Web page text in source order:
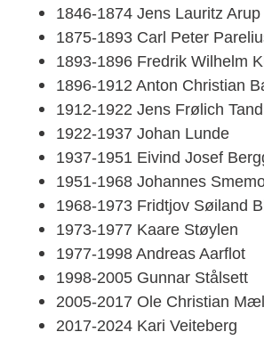
1846-1874 Jens Lauritz Arup
1875-1893 Carl Peter
1893-1896 Fredrik Wilhelm
1896-1912 Anton Christian
1912-1922 Jens Frølich
1922-1937 Johan Lunde
1937-1951 Eivind Josef
1951-1968 Johannes
1968-1973 Fridtjov Søiland
1973-1977 Kaare Støylen
1977-1998 Andreas Aarflot
1998-2005 Gunnar Stålsett
2005-2017 Ole Christian
2017-2024 Kari Veiteberg